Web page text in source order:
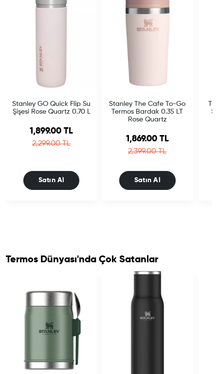
Stanley GO Quick Flip Su
Şişesi Rose Quartz 0.70 L
Sale price
1,899.00 TL
Regular price
2,299.00 TL
Satın Al
Stanley The Cafe To-Go
Termos Bardak 0.35 LT
Rose Quartz
Sale price
1,869.00 TL
Regular price
2,399.00 TL
Satın Al
Termos Dünyası'nda Çok Satanlar